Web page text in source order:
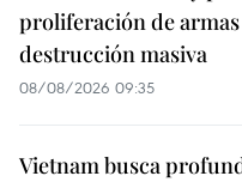
proliferación de
destrucción masiva
08/08/2026 09:35
Vietnam busca